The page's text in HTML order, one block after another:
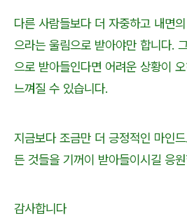
다른 사람들보다 더 자중하고 내면
으라는 울림으로 받아야만 합니다.
으로 받아들인다면 어려운 상황이
느껴질 수 있습니다.
지금보다 조금만 더 긍정적인 마인
든 것들을 기꺼이 받아들이시길 응
감사합니다